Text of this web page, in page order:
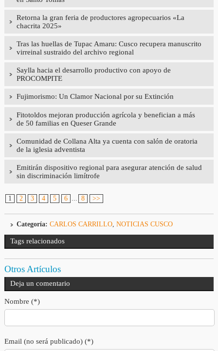
Retorna la gran feria de productores agropecuarios «La
chacrita 2025»
Tras las huellas de Tupac Amaru: Cusco recupera manuscrito
virreinal sustraido del archivo regional
Saylla hacia el desarrollo productivo con apoyo de
PROCOMPITE
Fujimorismo: Un Clamor Nacional por su Extinción
Fitotoldos mejoran producción agrícola y benefician a más
de 50 familias en Queser Grande
Comunidad de Collana Alta ya cuenta con salón de oratoria
de la iglesia adventista
Emitirán dispositivo regional para asegurar atención de salud
sin discriminación limítrofe
1 2 3 4 5 6 ... 8 >>
Categoría: CARLOS CARRILLO, NOTICIAS CUSCO
Tags relacionados
Otros Artículos
Deja un comentario
Nombre (*)
Email (no será publicado) (*)